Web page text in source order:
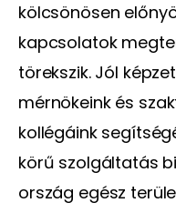
kölcsönösen
kapcsolatok
törekszik. Jól
mérnökeink és
kollégáink
körű szolgáltatás
ország egész